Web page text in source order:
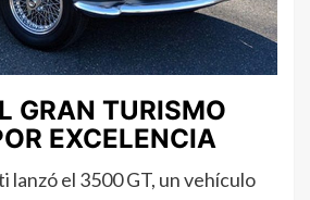
GRAN TURISMO
EXCELENCIA
lanzó el 3500 GT, un vehículo